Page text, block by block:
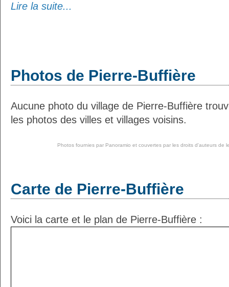
Lire la suite...
Photos de Pierre-Buffière
Aucune photo du village de Pierre-Buffière
les photos des villes et villages voisins.
Photos fournies par Panoramio et couvertes par les droits d'auteurs de
Carte de Pierre-Buffière
Voici la carte et le plan de Pierre-Buffière :